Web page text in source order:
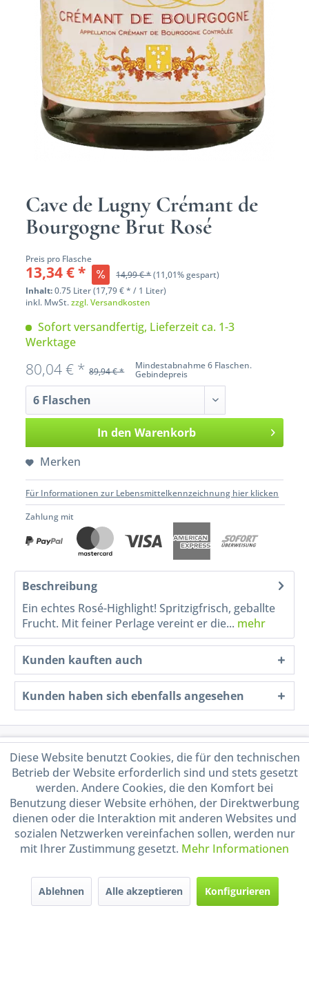
Cave de Lugny Crémant de
Bourgogne Brut Rosé
Preis pro Flasche
13,34 € * 14,99 € *(11,01% gespart)
Inhalt:0.75 Liter (17,79 € * / 1 Liter)
inkl. MwSt.zzgl. Versandkosten
Sofort versandfertig, Lieferzeit ca. 1-3
Werktage
Mindestabnahme 6 Flaschen.
Gebindepreis
80,04 € * 89,94 € *
In den Warenkorb
Merken
Für Informationen zur Lebensmittelkennzeichnung hier klicken
Zahlung mit
Beschreibung
Ein echtes Rosé-Highlight! Spritzigfrisch, geballte
Frucht. Mit feiner Perlage vereint er die... mehr
Kunden kauften auch
Kunden haben sich ebenfalls angesehen
Service Hotline
Shop Service
Informationen
Handel mit BIO-Weinen
durch DE-ÖKO-009
Diese Website benutzt Cookies, die für den technischen
Betrieb der Website erforderlich sind und stets gesetzt
werden. Andere Cookies, die den Komfort bei
Benutzung dieser Website erhöhen, der Direktwerbung
dienen oder die Interaktion mit anderen Websites und
sozialen Netzwerken vereinfachen sollen, werden nur
mit Ihrer Zustimmung gesetzt. Mehr Informationen
Ablehnen Alle akzeptieren Konfigurieren